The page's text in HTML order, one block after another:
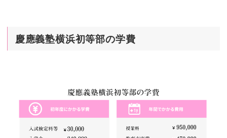
慶應義塾横浜初等部の学費